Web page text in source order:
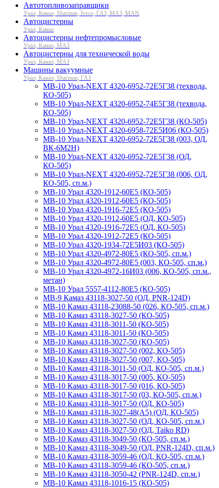
Автотопливозаправщики
Урал, Камаз, Shacman, Iveco, ГАЗ, МАЗ, MAN
Автоцистерны
Урал, Камаз
Автоцистерны нефтепромысловые
Урал, Камаз, МАЗ
Автоцистерны для технической воды
Урал, Камаз, МАЗ
Машины вакуумные
Урал, Камаз, Shacman, ГАЗ
МВ-10 Урал-NEXT 4320-6952-72Е5Г38 (техвода,
КО-505)
МВ-10 Урал-NEXT 4320-6952-74Е5Г38 (техвода,
КО-505)
МВ-10 Урал-NEXT 4320-6952-72Е5Г38 (КО-505)
МВ-10 Урал-NEXT 4320-6958-72Е5И06 (КО-505)
МВ-10 Урал-NEXT 4320-6952-72Е5Г38 (003, ОД,
ВК-6М2Н)
МВ-10 Урал-NEXT 4320-6952-72Е5Г38 (ОД,
КО-505)
МВ-10 Урал-NEXT 4320-6952-72Е5Г38 (006, ОД,
КО-505, сп.м.)
МВ-10 Урал 4320-1912-60Е5 (КО-505)
МВ-10 Урал 4320-1912-60Е5 (КО-505)
МВ-10 Урал 4320-1916-72Е5 (КО-505)
МВ-10 Урал 4320-1912-60Е5 (ОД, КО-505)
МВ-10 Урал 4320-1916-72Е5 (ОД, КО-505)
МВ-10 Урал 4320-1912-72Е5 (КО-505)
МВ-10 Урал 4320-1934-72Е5И03 (КО-505)
МВ-10 Урал 4320-4972-80Е5 (КО-505, сп.м.)
МВ-10 Урал 4320-4972-80Е5 (003, КО-505, сп.м.)
МВ-10 Урал 4320-4972-16И03 (006, КО-505, сп.м.,
метан)
МВ-10 Урал 5557-4112-80Е5 (КО-505)
МВ-9 Камаз 43118-3027-50 (ОД, PNR-124D)
МВ-10 Камаз 43118-23088-50 (026, КО-505, сп.м.)
МВ-10 Камаз 43118-3027-50 (КО-505)
МВ-10 Камаз 43118-3011-50 (КО-505)
МВ-10 Камаз 43118-3011-50 (КО-505)
МВ-10 Камаз 43118-3027-50 (КО-505)
МВ-10 Камаз 43118-3027-50 (002, КО-505)
МВ-10 Камаз 43118-3027-50 (007, КО-505)
МВ-10 Камаз 43118-3011-50 (ОД, КО-505, сп.м.)
МВ-10 Камаз 43118-3017-50 (005, КО-505)
МВ-10 Камаз 43118-3017-50 (016, КО-505)
МВ-10 Камаз 43118-3017-50 (03, КО-505, сп.м.)
МВ-10 Камаз 43118-3017-50 (ОД, КО-505)
МВ-10 Камаз 43118-3027-48(А5) (ОД, КО-505)
МВ-10 Камаз 43118-3027-50 (ОД, КО-505, сп.м.)
МВ-10 Камаз 43118-3027-50 (ОД, Taiko RD)
МВ-10 Камаз 43118-3049-50 (КО-505, сп.м.)
МВ-10 Камаз 43118-3049-50 (ОД, PNR-124D, сп.м.)
МВ-10 Камаз 43118-3059-46 (ОД, КО-505, сп.м.)
МВ-10 Камаз 43118-3059-46 (КО-505, сп.м.)
МВ-10 Камаз 43118-3050-42 (PNR-124D, сп.м.)
МВ-10 Камаз 43118-1016-15 (КО-505)